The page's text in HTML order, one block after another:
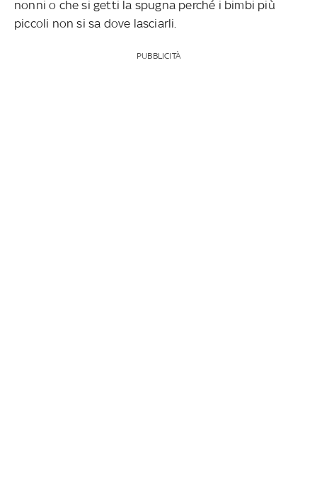
nonni o che si getti la spugna perché i bimbi più
piccoli non si sa dove lasciarli.
PUBBLICITÀ